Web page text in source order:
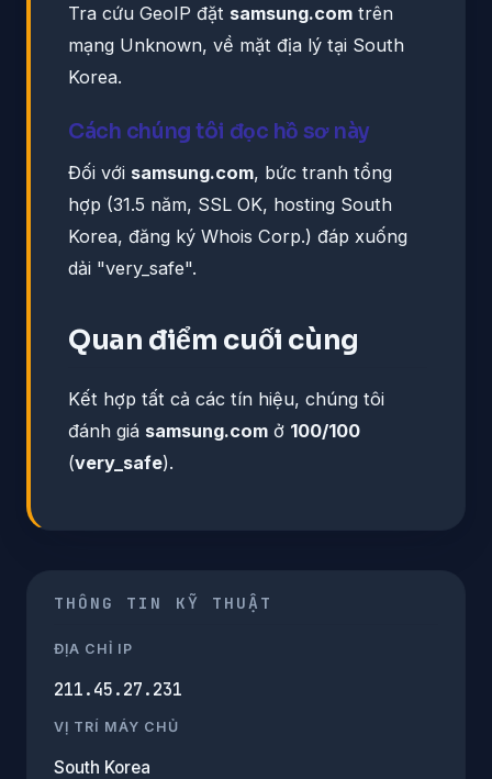
Tra cứu GeoIP đặt samsung.com trên
mạng Unknown, về mặt địa lý tại South
Korea.
Cách chúng tôi đọc hồ sơ này
Đối với samsung.com, bức tranh tổng
hợp (31.5 năm, SSL OK, hosting South
Korea, đăng ký Whois Corp.) đáp xuống
dải "very_safe".
Quan điểm cuối cùng
Kết hợp tất cả các tín hiệu, chúng tôi
đánh giá samsung.com ở 100/100
(very_safe).
THÔNG TIN KỸ THUẬT
ĐỊA CHỈ IP
211.45.27.231
VỊ TRÍ MÁY CHỦ
South Korea